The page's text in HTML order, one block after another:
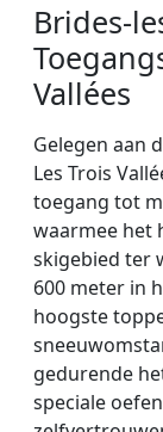
Brides-
Vallées
Gelegen aan
Les Trois
toegang tot
waarmee het
skigebied ter
600 meter in
hoogste
gedurende
speciale